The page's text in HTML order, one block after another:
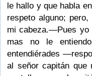
le hallo y que habla
respeto alguno;
mi cabeza.—Pues yo
mas no le
entendiérades
al señor capitán que